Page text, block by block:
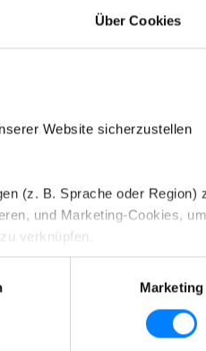
Über Cookies
Website sicherzustellen
(z. B. Sprache oder Region)
und Marketing-Cookies, um
verknüpfen.
und können diese nach
Marketing
Marketing (MFM)